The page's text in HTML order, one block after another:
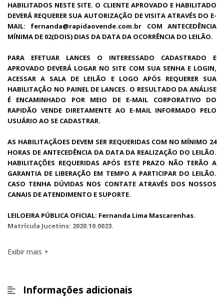
HABILITADOS NESTE SITE. O CLIENTE APROVADO E HABILITADO
DEVERÁ REQUERER SUA AUTORIZAÇÃO DE VISITA ATRAVÉS DO E-
MAIL: fernanda@rapidaovende.com.br COM ANTECEDÊNCIA
MÍNIMA DE 02(DOIS) DIAS DA DATA DA OCORRÊNCIA DO LEILÃO.
PARA EFETUAR LANCES O INTERESSADO CADASTRADO E
APROVADO DEVERÁ LOGAR NO SITE COM SUA SENHA E LOGIN,
ACESSAR A SALA DE LEILÃO E LOGO APÓS REQUERER SUA
HABILITAÇÃO NO PAINEL DE LANCES. O RESULTADO DA ANÁLISE
É ENCAMINHADO POR MEIO DE E-MAIL CORPORATIVO DO
RAPIDÃO VENDE DIRETAMENTE AO E-MAIL INFORMADO PELO
USUÁRIO AO SE CADASTRAR.
AS HABILITAÇÃOES DEVEM SER REQUERIDAS COM NO MÍNIMO 24
HORAS DE ANTECEDÊNCIA DA DATA DA REALIZAÇÃO DO LEILÃO.
HABILITAÇÕES REQUERIDAS APÓS ESTE PRAZO NÃO TERÃO A
GARANTIA DE LIBERAÇÃO EM TEMPO A PARTICIPAR DO LEILÃO.
CASO TENHA DÚVIDAS NOS CONTATE ATRAVÉS DOS NOSSOS
CANAIS DE ATENDIMENTO E SUPORTE.
LEILOEIRA PÚBLICA OFICIAL: Fernanda Lima Mascarenhas.
Matrícula Jucetins: 2020.10.0023.
Exibir mais
Informações adicionais